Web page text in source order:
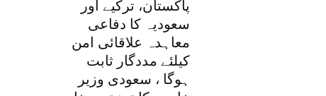
پاکستان، ترکیے اور
سعودیہ کا دفاعی
معاہدہ علاقائی امن
کیلئے مددگار ثابت
ہوگا ، سعودی وزیر